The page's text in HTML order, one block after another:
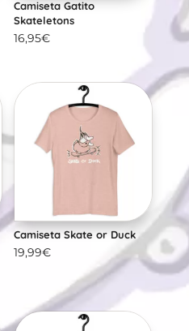
Camiseta Gatito
Skateletons
16,95€
Camiseta Skate or Duck
19,99€